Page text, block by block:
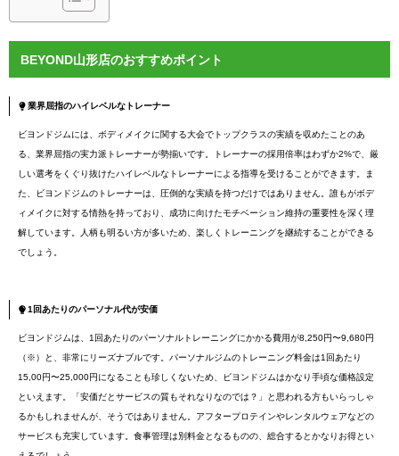
BEYOND山形店のおすすめポイント
業界屈指のハイレベルなトレーナー
ビヨンドジムには、ボディメイクに関する大会でトップクラスの実績を収めたことのあ
る、業界屈指の実力派トレーナーが勢揃いです。トレーナーの採用倍率はわずか2%で、厳
しい選考をくぐり抜けたハイレベルなトレーナーによる指導を受けることができます。ま
た、ビヨンドジムのトレーナーは、圧倒的な実績を持つだけではありません。誰もがボデ
ィメイクに対する情熱を持っており、成功に向けたモチベーション維持の重要性を深く理
解しています。人柄も明るい方が多いため、楽しくトレーニングを継続することができる
でしょう。
1回あたりのパーソナル代が安価
ビヨンドジムは、1回あたりのパーソナルトレーニングにかかる費用が8,250円〜9,680円
（※）と、非常にリーズナブルです。パーソナルジムのトレーニング料金は1回あたり
15,00円〜25,000円になることも珍しくないため、ビヨンドジムはかなり手頃な価格設定
といえます。「安価だとサービスの質もそれなりなのでは？」と思われる方もいらっしゃ
るかもしれませんが、そうではありません。アフタープロテインやレンタルウェアなどの
サービスも充実しています。食事管理は別料金となるものの、総合するとかなりお得とい